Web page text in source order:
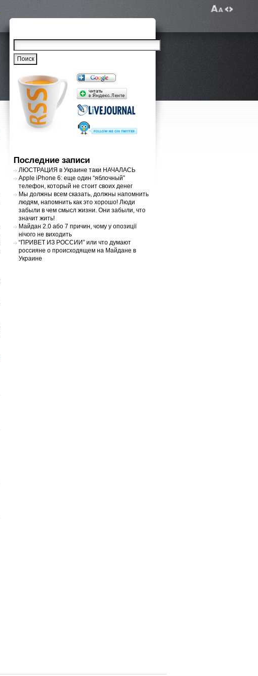
Последние записи
ЛЮСТРАЦИЯ в Украине таки НАЧАЛАСЬ
Apple iPhone 6: еще один “яблочный”
телефон, который не стоит своих денег
Мы должны всем сказать, должны напомнить
людям, напомнить как это хорошо! Люди
забыли в чем смысл жизни. Они забыли, что
значит жить!
Майдан 2.0 або 7 причин, чому у опозиції
нічого не виходить
“ПРИВЕТ ИЗ РОССИИ” или что думают
россияне о происходящем на Майдане в
Украине